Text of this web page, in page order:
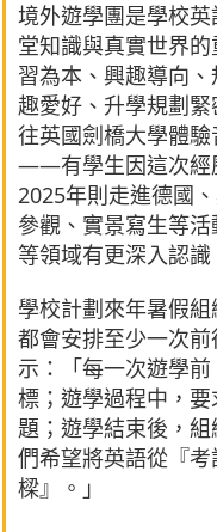
境外遊學團是學校
堂知識與真實世界
習為本、興趣導向
趣愛好、升學規劃
往英國劍橋大學體
——有學生因這次經
2025年則走進德國
參觀、實景寫生等
等領域有更深入認
學校計劃來年暑假
都會安排至少一次
示：「每一次遊學
標；遊學過程中，
題；遊學結束後，
們希望將英語從『
樑』。」